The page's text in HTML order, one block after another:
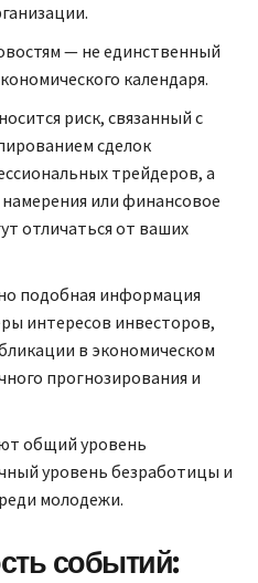
— не единственный
календаря.
риск, связанный с
сделок
трейдеров, а
или финансовое
отличаться от ваших
подобная информация
интересов инвесторов,
в экономическом
прогнозирования и
общий уровень
уровень безработицы и
молодежи.
событий: